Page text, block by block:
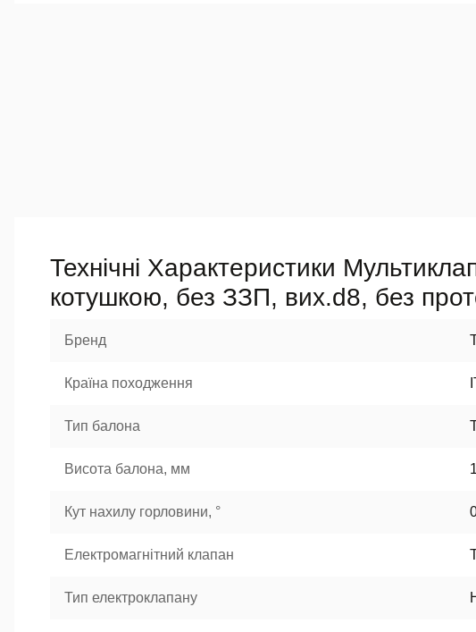
Технічні Характеристики
котушкою, без ЗЗП, вих.d8, без
Бренд
Країна походження
Тип балона
Висота балона, мм
Кут нахилу горловини, °
Електромагнітний клапан
Тип електроклапану